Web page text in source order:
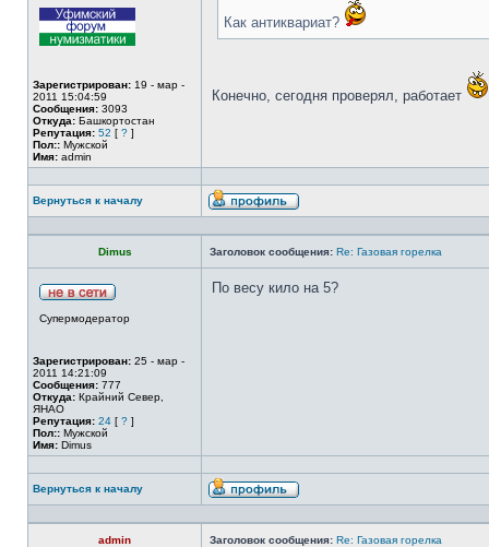
Зарегистрирован: 19 - мар -
2011 15:04:59
Сообщения: 3093
Откуда: Башкортостан
Репутация: 52 [ ? ]
Пол:: Мужской
Имя: admin
Как антиквариат?
Конечно, сегодня проверял, работает
Вернуться к началу
Dimus Заголовок сообщения: Re: Газовая горелка
Супермодератор
Зарегистрирован: 25 - мар -
2011 14:21:09
Сообщения: 777
Откуда: Крайний Север,
ЯНАО
Репутация: 24 [ ? ]
Пол:: Мужской
Имя: Dimus
По весу кило на 5?
Вернуться к началу
admin Заголовок сообщения: Re: Газовая горелка